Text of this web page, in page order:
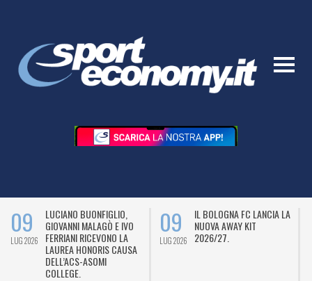
09
LUG 2026
LUCIANO BUONFIGLIO,
GIOVANNI MALAGÒ E IVO
FERRIANI RICEVONO LA
LAUREA HONORIS CAUSA
DELL’ACS-ASOMI
COLLEGE.
09
LUG 2026
IL BOLOGNA FC LANCIA LA
NUOVA AWAY KIT
2026/27.